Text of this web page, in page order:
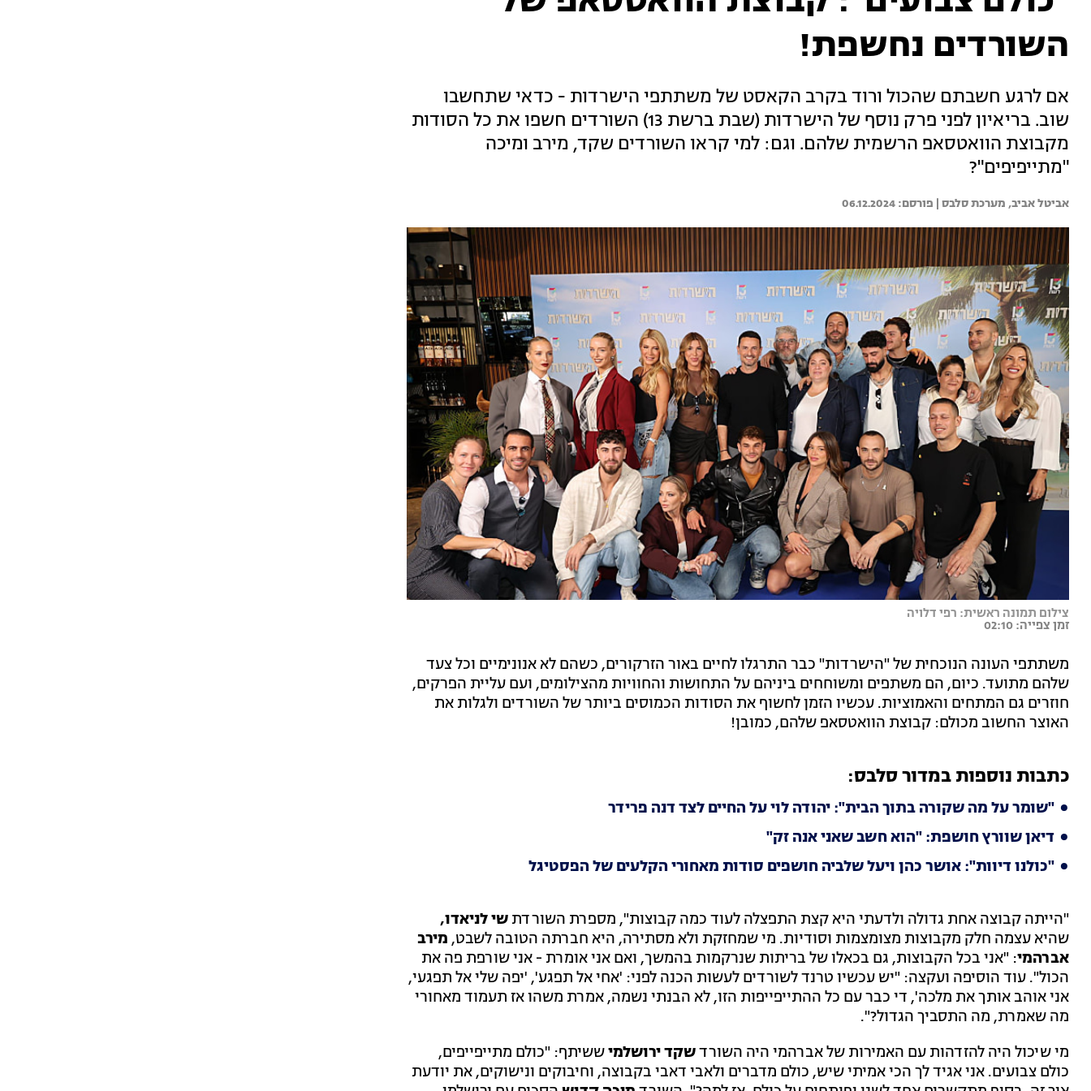
השורדים נחשפת!
אם לרגע חשבתם שהכול ורוד בקרב הקאסט של משתתפי הישרדות - כדאי שתחשבו
שוב. בריאיון לפני פרק נוסף של הישרדות (שבת ברשת 13) השורדים חשפו את כל הסודות
מקבוצת הוואטסאפ הרשמית שלהם. וגם: למי קראו השורדים שקד, מירב ומיכה
"מתייפיפים"?
אביטל אביב, מערכת סלבס | 06.12.2024
צילום תמונה ראשית: רפי דלויה
זמן צפייה: 02:10
משתתפי העונה הנוכחית של "הישרדות" כבר התרגלו לחיים באור הזרקורים, כשהם לא אנונימיים וכל צעד
שלהם מתועד. כיום, הם משתפים ומשוחחים ביניהם על התחושות והחוויות מהצילומים, ועם עליית הפרקים,
חוזרים גם המתחים והאמוציות. עכשיו הזמן לחשוף את הסודות הכמוסים ביותר של השורדים ולגלות את
האוצר החשוב מכולם: קבוצת הוואטסאפ שלהם, כמובן!
כתבות נוספות במדור סלבס:
"שומר על מה שקורה בתוך הבית": יהודה לוי על החיים לצד דנה פרידר
דיאן שוורץ חושפת: "הוא חשב שאני אנה זק"
"כולנו דיוות": אושר כהן ויעל שלביה חושפים סודות מאחורי הקלעים של הפסטיגל
"הייתה קבוצה אחת גדולה ולדעתי היא קצת התפצלה לעוד כמה קבוצות", מספרת השורדת שי לניאדו,
שהיא עצמה חלק מקבוצות מצומצמות וסודיות. מי שמחזקת ולא מסתירה, היא חברתה הטובה לשבט, מירב
אברהמי: "אני בכל הקבוצות, גם בכאלו של בריתות שנרקמות בהמשך, ואם אני אומרת - אני שורפת פה את
הכול". עוד הוסיפה ועקצה: "יש עכשיו טרנד לשורדים לעשות הכנה לפני: 'אחי אל תפגע', 'יפה שלי אל תפגעי,
אני אוהב אותך את מלכה', די כבר עם כל ההתייפייפות הזו, לא הבנתי נשמה, אמרת משהו אז תעמוד מאחורי
מה שאמרת, מה התסביך הגדול?".
מי שיכול היה להזדהות עם האמירות של אברהמי היה השורדשקד ירושלמיששיתף: "כולם מתייפייפים,
כולם צבועים. אני אגיד לך הכי אמיתי שיש, כולם מדברים ולאבי דאבי בקבוצה, וחיבוקים ונישוקים, את יודעת